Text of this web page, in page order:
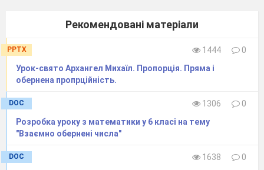
Рекомендовані матеріали
PPTX 1444
0
Урок-свято Архангел Михаїл. Пропорція. Пряма і
обернена пропрційність.
DOC 1306
0
Розробка уроку з математики у 6 класі на тему
"Взаємно обернені числа"
DOC 1638
0